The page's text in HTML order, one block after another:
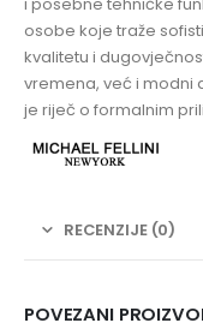
osobe koje traže
kvalitetu i
vremena, već i modni
je riječ o formalnim
RECENZIJE (0)
POVEZANI